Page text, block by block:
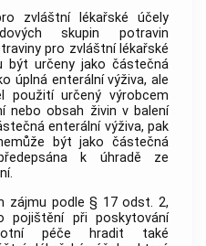
zvláštní lékařské účely
skupin potravin
pro zvláštní lékařské
být určeny jako částečná
úplná enterální výživa, ale
použití určený výrobcem
nebo obsah živin v balení
enterální výživa, pak
být jako částečná
k úhradě ze
zájmu podle § 17 odst. 2,
pojištění při poskytování
péče hradit také